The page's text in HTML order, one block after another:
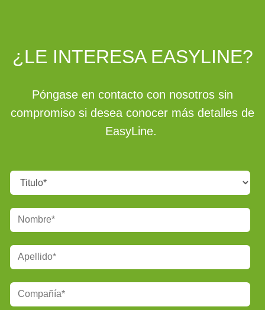
¿LE INTERESA EASYLINE?
Póngase en contacto con nosotros sin
compromiso si desea conocer más detalles de
EasyLine.